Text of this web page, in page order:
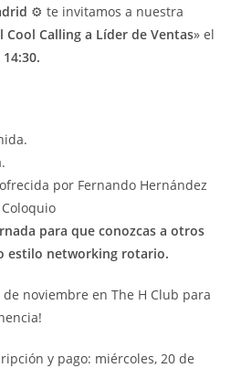
⚙️ te invitamos a nuestra
Cool Calling a Líder de Ventas» el
por Fernando Hernández
para que conozcas a otros
estilo networking rotario.
noviembre en The H Club para
y pago: miércoles, 20 de